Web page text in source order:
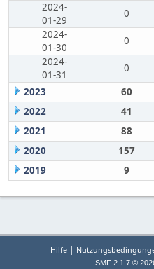
2024-
01-29
0
2024-
01-30
0
2024-
01-31
0
2023
60
2022
41
2021
88
2020
157
2019
9
Hilfe |
SMF 2.1.7 ©